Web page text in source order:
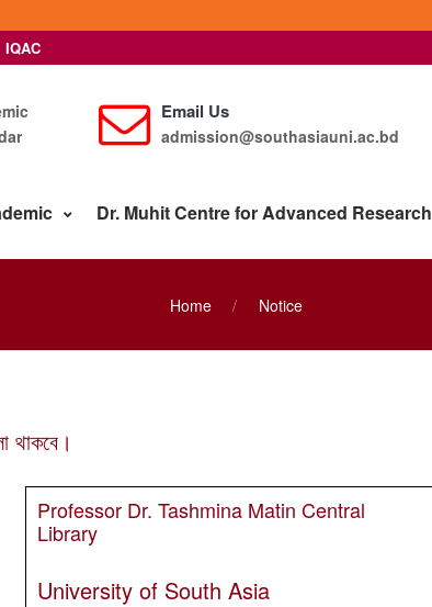
IQAC
Email Us
admission@southasiauni.ac.bd
Dr. Muhit Centre for Advanced Research
Home Notice
থাকবে।
Professor Dr. Tashmina Matin Central
Library
University of South Asia